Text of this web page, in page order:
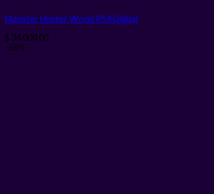
Monster Hunter World PS4Digital
$ 34.000,00
-68%